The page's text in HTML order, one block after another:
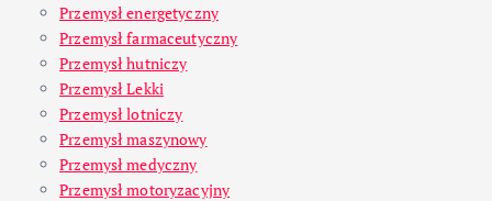
Przemysł energetyczny
Przemysł farmaceutyczny
Przemysł hutniczy
Przemysł Lekki
Przemysł lotniczy
Przemysł maszynowy
Przemysł medyczny
Przemysł motoryzacyjny